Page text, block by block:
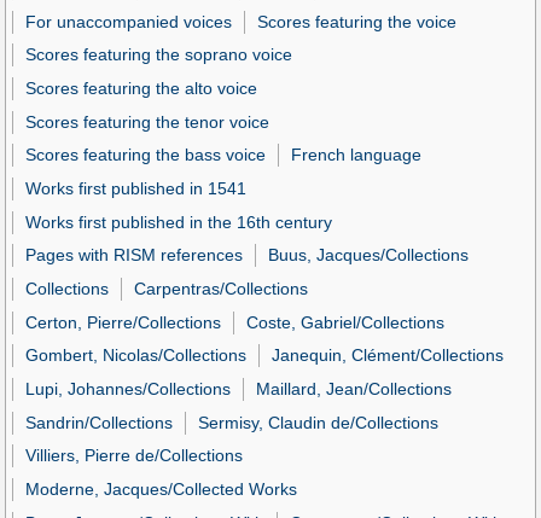
For unaccompanied voices
Scores featuring the voice
Scores featuring the soprano voice
Scores featuring the alto voice
Scores featuring the tenor voice
Scores featuring the bass voice
French language
Works first published in 1541
Works first published in the 16th century
Pages with RISM references
Buus, Jacques/Collections
Collections
Carpentras/Collections
Certon, Pierre/Collections
Coste, Gabriel/Collections
Gombert, Nicolas/Collections
Janequin, Clément/Collections
Lupi, Johannes/Collections
Maillard, Jean/Collections
Sandrin/Collections
Sermisy, Claudin de/Collections
Villiers, Pierre de/Collections
Moderne, Jacques/Collected Works